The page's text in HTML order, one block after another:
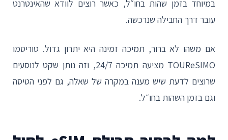
במיוחד בזמן שהות בחו״ל, כאשר רוצים לוודא שהאינטרנט
עובר דרך החבילה שנרכשה.
אם משהו לא ברור, תמיכה זמינה היא יתרון גדול. טוריסמו
TOUReSIMO מציעה תמיכה 24/7, וזה נותן שקט לנוסעים
שרוצים לדעת שיש מענה במקרה של שאלה, גם לפני הטיסה
וגם בזמן השהות בחו״ל.